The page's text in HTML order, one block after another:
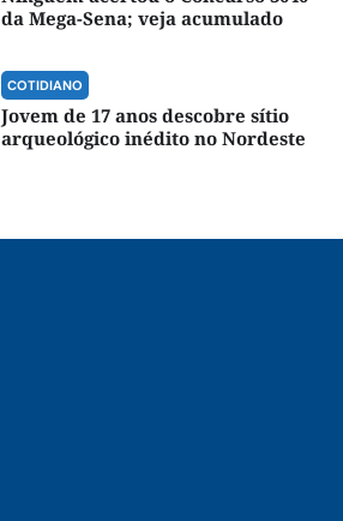
da Mega-Sena; veja acumulado
COTIDIANO
Jovem de 17 anos descobre sítio
arqueológico inédito no Nordeste